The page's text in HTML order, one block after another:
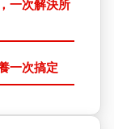
一次解決所
一次搞定